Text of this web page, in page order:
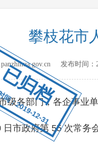
归档
：2019-12-31
攀枝花市
发布时间：
级各部门，各企事业
市政府第 55 次常务